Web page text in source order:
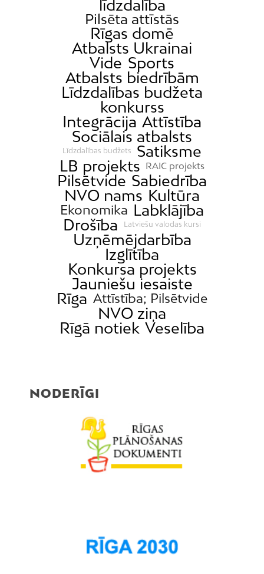
līdzdalība
Pilsēta attīstās
Rīgas domē
Atbalsts Ukrainai
Vide Sports
Atbalsts biedrībām
Līdzdalības budžeta
konkurss
Integrācija Attīstība
Sociālais atbalsts
Līdzdalības budžets
Satiksme
LB projekts
RAIC projekts
Pilsētvide Sabiedrība
NVO nams Kultūra
Ekonomika Labklājība
Drošība
Latviešu valodas kursi
Uzņēmējdarbība
Izglītība
Konkursa projekts
Jauniešu iesaiste
Rīga Attīstība; Pilsētvide
NVO ziņa
Rīgā notiek Veselība
NODERĪGI